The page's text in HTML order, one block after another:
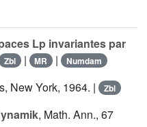
Lp invariantes par
Zbl | MR | Numdam
New York, 1964. | Zbl
, Math. Ann., 67